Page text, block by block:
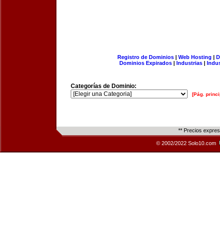
Registro de Dominios| Web Hosting |
Dominios Expirados | Industrias |
Categorías de Dominio:
[Pág.
** Precios
© 2002/2022 Solo10.com